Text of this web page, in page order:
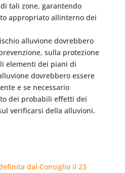
tali zone, garantendo
appropriato allinterno dei
alluvione dovrebbero
sulla protezione
elementi dei piani di
dovrebbero essere
e se necessario
dei probabili effetti dei
verificarsi della alluvioni.
dal Consiglio il 23